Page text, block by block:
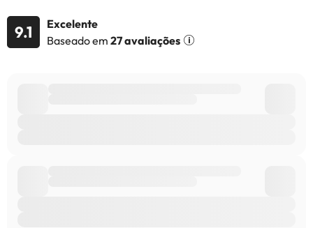
9.1
Excelente
Baseado em 27 avaliações